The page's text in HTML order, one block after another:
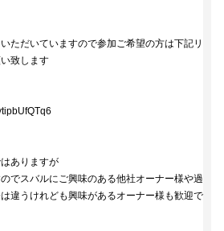
ただいていますので参加ご希望の方は下記リ
致します
ありますが
でスバルにご興味のある他社オーナー様や過
違うけれども興味があるオーナー様も歓迎で